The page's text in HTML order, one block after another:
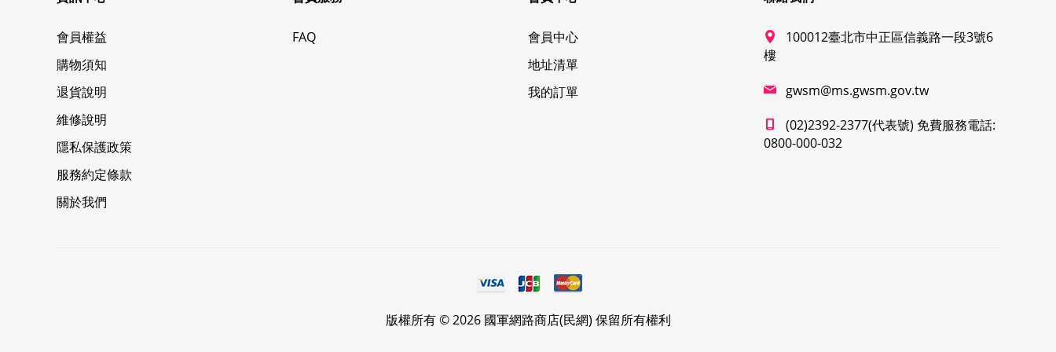
會員權益
購物須知
退貨說明
維修說明
隱私保護政策
服務約定條款
關於我們
FAQ
會員中心
地址清單
我的訂單
100012臺北市中正區信義路一段3號6
樓
gwsm@ms.gwsm.gov.tw
(02)2392-2377(代表號) 免費服務電話:
0800-000-032
版權所有 © 2026 國軍網路商店(民網) 保留所有權利